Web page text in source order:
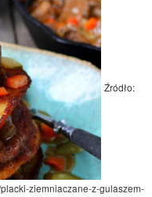
Źródło:
ziemniaczane-z-gulaszem-